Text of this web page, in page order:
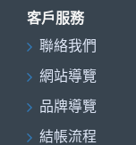
客戶服務
聯絡我們
網站導覽
品牌導覽
結帳流程